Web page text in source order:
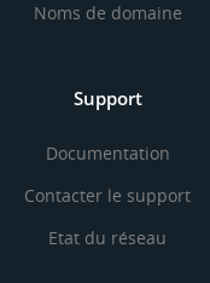
Noms de domaine
Support
Documentation
Contacter le support
Etat du réseau